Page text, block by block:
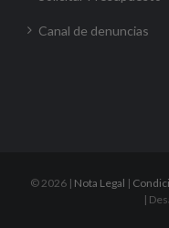
Canal de denuncias
© 2026 | Nota Legal |
|